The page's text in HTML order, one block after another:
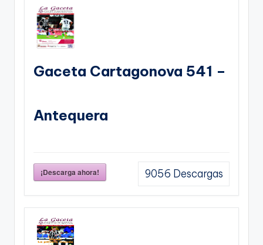
Gaceta Cartagonova 541 –
Antequera
¡Descarga ahora! 9056 Descargas